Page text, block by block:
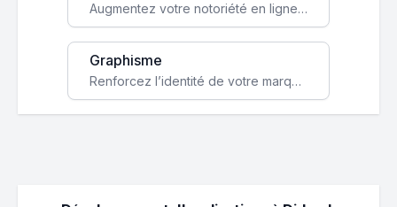
Augmentez votre notoriété en ligne et stimulez la croissance de votre entreprise grâce à une stratégie sociale sur mesure.
Graphisme
Renforcez l’identité de votre marque avec un design unique qui capte l’attention et engage vos clients.